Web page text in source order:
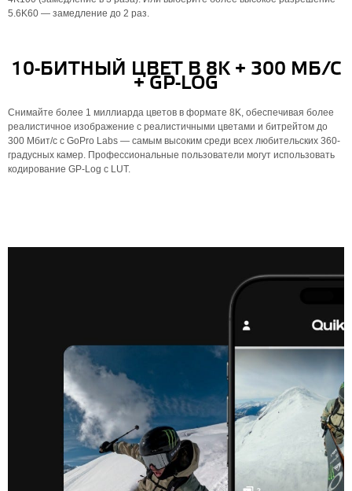
5.6K60 — замедление до 2 раз.
10-БИТНЫЙ ЦВЕТ В 8K + 300 МБ/С
+ GP-LOG
Снимайте более 1 миллиарда цветов в формате 8K, обеспечивая более
реалистичное изображение с реалистичными цветами и битрейтом до
300 Мбит/с с GoPro Labs — самым высоким среди всех любительских 360-
градусных камер. Профессиональные пользователи могут использовать
кодирование GP-Log с LUT.